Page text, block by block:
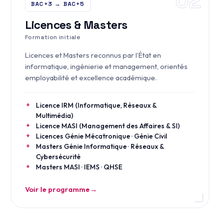
BAC+3 → BAC+5
Licences & Masters
Formation initiale
Licences et Masters reconnus par l’État en
informatique, ingénierie et management, orientés
employabilité et excellence académique.
Licence IRM (Informatique, Réseaux &
Multimédia)
Licence MASI (Management des Affaires & SI)
Licences Génie Mécatronique · Génie Civil
Masters Génie Informatique · Réseaux &
Cybersécurité
Masters MASI · IEMS · QHSE
Voir le programme →